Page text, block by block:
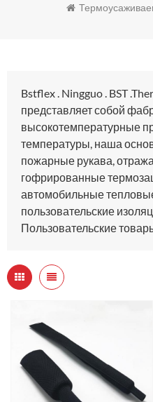
Bstflex . Ningguo . BST
представляет собой
высокотемпературные
температуры, наша
пожарные рукава,
гофрированные
автомобильные
пользовательские
Пользовательские